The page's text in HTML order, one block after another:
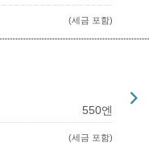
(세금 포함)
550엔
(세금 포함)